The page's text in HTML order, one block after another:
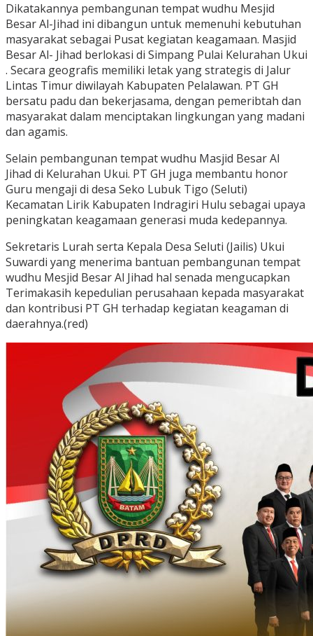
Dikatakannya pembangunan tempat wudhu Mesjid
Besar Al-Jihad ini dibangun untuk memenuhi kebutuhan
masyarakat sebagai Pusat kegiatan keagamaan. Masjid
Besar Al- Jihad berlokasi di Simpang Pulai Kelurahan Ukui
. Secara geografis memiliki letak yang strategis di Jalur
Lintas Timur diwilayah Kabupaten Pelalawan. PT GH
bersatu padu dan bekerjasama, dengan pemeribtah dan
masyarakat dalam menciptakan lingkungan yang madani
dan agamis.
Selain pembangunan tempat wudhu Masjid Besar Al
Jihad di Kelurahan Ukui. PT GH juga membantu honor
Guru mengaji di desa Seko Lubuk Tigo (Seluti)
Kecamatan Lirik Kabupaten Indragiri Hulu sebagai upaya
peningkatan keagamaan generasi muda kedepannya.
Sekretaris Lurah serta Kepala Desa Seluti (Jailis) Ukui
Suwardi yang menerima bantuan pembangunan tempat
wudhu Mesjid Besar Al Jihad hal senada mengucapkan
Terimakasih kepedulian perusahaan kepada masyarakat
dan kontribusi PT GH terhadap kegiatan keagaman di
daerahnya.(red)